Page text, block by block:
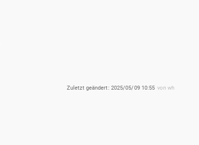
Zuletzt geändert: 2025/05/09 10:55 von wh